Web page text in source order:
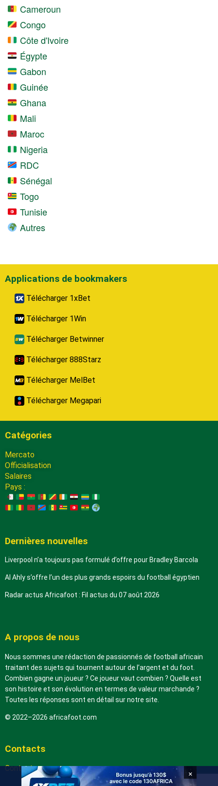
Cameroun
Congo
Côte d'Ivoire
Égypte
Gabon
Guinée
Ghana
Mali
Maroc
Nigeria
RDC
Sénégal
Togo
Tunisie
Autres
Applications de bookmakers
Télécharger 1xBet
Télécharger 1Win
Télécharger Betwinner
Télécharger 888Starz
Télécharger MelBet
Télécharger Megapari
Catégories
Mercato
Officialisation
Salaires
Pays :
Dernières nouvelles
Liverpool n’a toujours pas formulé d’offre pour Bradley Barcola
Al Ahly s’offre l’un des plus grands espoirs du football égyptien
Radar actus Africafoot : Fil actus du 07 août 2026
A propos de nous
Nous sommes une rédaction de passionnés de football africain
traitant des sujets qui tournent autour de l’argent et du foot.
Combien gagne un joueur ? Ce joueur vaut combien ? Quelle est
son histoire et son évolution en termes de valeur marchande ?
Toutes les réponses sont en détail sur notre site.
© 2022–2026 africafoot.com
Contacts
Contactez-nous ×